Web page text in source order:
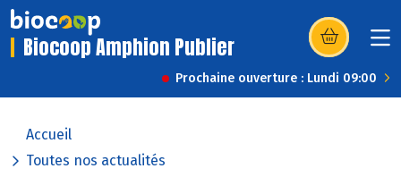
Biocoop Amphion Publier (s’ouvre dans
Prochaine ouverture : Lundi 09:00
Accueil
Toutes nos actualités